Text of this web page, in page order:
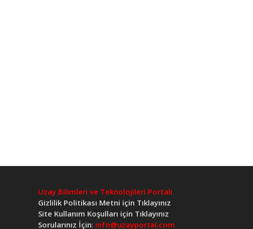
Uzay Bilimleri ve Teknolojileri Portalı
Gizlilik Politikası Metni için Tıklayınız
Site Kullanım Koşulları için Tıklayınız
Sorularınız İçin: info@uzayportal.com